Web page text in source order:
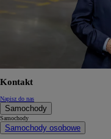
Kontakt
Napisz do nas
Samochody
Samochody
Samochody osobowe